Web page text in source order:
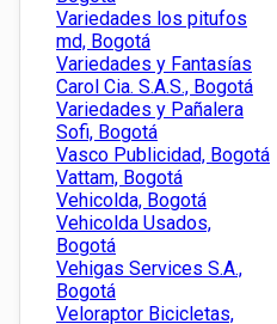
Variedades los pitufos
md, Bogotá
Variedades y Fantasías
Carol Cia. S.A.S., Bogotá
Variedades y Pañalera
Sofi, Bogotá
Vasco Publicidad, Bogotá
Vattam, Bogotá
Vehicolda, Bogotá
Vehicolda Usados,
Bogotá
Vehigas Services S.A.,
Bogotá
Veloraptor Bicicletas,